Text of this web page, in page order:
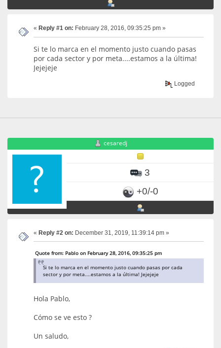
« Reply #1 on: February 28, 2016, 09:35:25 pm »
Si te lo marca en el momento justo cuando pasas
por cada sector y por meta....estamos a la última!
Jejejeje
Logged
cesaredj
3
+0/-0
« Reply #2 on: December 31, 2019, 11:39:14 pm »
Quote from: Pablo on February 28, 2016, 09:35:25 pm
Si te lo marca en el momento justo cuando pasas por cada
sector y por meta....estamos a la última! Jejejeje
Hola Pablo,
Cómo se ve esto ?
Un saludo,